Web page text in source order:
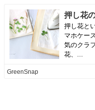
押し花と
マホケー
気のクラ
花、...
GreenSnap